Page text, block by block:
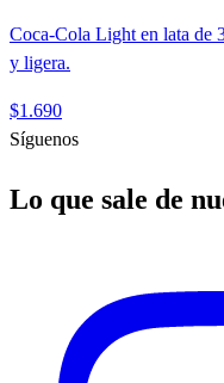
Coca-Cola Light en lata de
y ligera.
$1.690
Síguenos
Lo que sale de